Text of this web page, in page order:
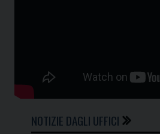
NOTIZIE DAGLI UFFICI